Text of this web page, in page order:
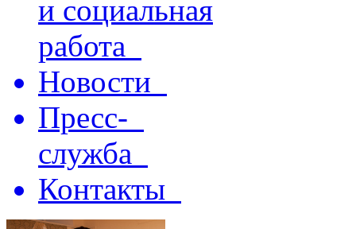
и социальная
работа
Новости
Пресс-
служба
Контакты